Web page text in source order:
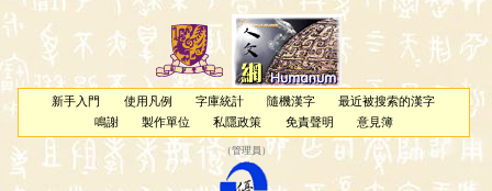
新手入門 使用凡例 字庫統計 隨機漢字
最近被搜索的漢字
鳴謝
製作單位 私隱政策 免責聲明 意見簿
（管理員 ）